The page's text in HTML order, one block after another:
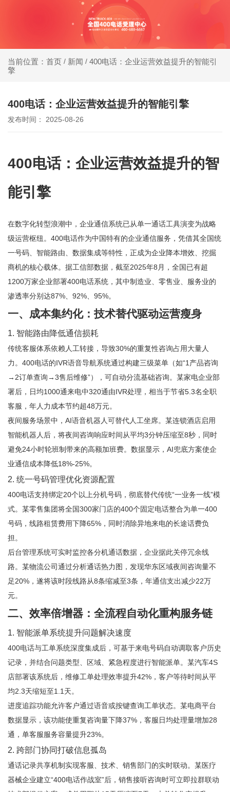
400电话受理中心
办400电话就选小轨®400，大品牌，号码
格，
服务
当前位置：首页 / 新闻 / 400电话：企业运营效益提升的智能引
擎
400电话：企业运营效益提升的智能引擎
发布时间： 2025-08-26
400电话：企业运营效益提升的智
能引擎
在数字化转型浪潮中，企业通信系统已从单一通话工具演变为战略
级运营枢纽。400电话作为中国特有的企业通信服务，凭借其全国统
一号码、智能路由、数据集成等特性，正成为企业降本增效、挖掘
商机的核心载体。据工信部数据，截至2025年8月，全国已有超
1200万家企业部署400电话系统，其中制造业、零售业、服务业的
渗透率分别达87%、92%、95%。
一、成本集约化：技术替代驱动运营瘦身
1. 智能路由降低通信损耗
传统客服体系依赖人工转接，导致30%的重复性咨询占用大量人
力。400电话的IVR语音导航系统通过构建三级菜单（如“1产品咨询
→2订单查询→3售后维修”），可自动分流基础咨询。某家电企业部
署后，日均1000通来电中320通由IVR处理，相当于节省5.3名全职
客服，年人力成本节约超48万元。
夜间服务场景中，AI语音机器人可替代人工坐席。某连锁酒店启用
智能机器人后，将夜间咨询响应时间从平均3分钟压缩至8秒，同时
避免24小时轮班制带来的高额加班费。数据显示，AI兜底方案使企
业通信成本降低18%-25%。
2. 统一号码管理优化资源配置
400电话支持绑定20个以上分机号码，彻底替代传统“一业务一线”模
式。某零售集团将全国300家门店的400个固定电话整合为单一400
号码，线路租赁费用下降65%，同时消除异地来电的长途话费负
担。
后台管理系统可实时监控各分机通话数据，企业据此关停冗余线
路。某物流公司通过分析通话热力图，发现华东区域夜间咨询量不
足20%，遂将该时段线路从8条缩减至3条，年通信支出减少22万
元。
二、效率倍增器：全流程自动化重构服务链
1. 智能派单系统提升问题解决速度
400电话与工单系统深度集成后，可基于来电号码自动调取客户历史
记录，并结合问题类型、区域、紧急程度进行智能派单。某汽车4S
店部署该系统后，维修工单处理效率提升42%，客户等待时间从平
均2.3天缩短至1.1天。
进度追踪功能允许客户通过语音或按键查询工单状态。某电商平台
数据显示，该功能使重复咨询量下降37%，客服日均处理量增加28
通，单客服服务容量提升23%。
2. 跨部门协同打破信息孤岛
通话记录共享机制实现客服、技术、销售部门的实时联动。某医疗
器械企业建立“400电话作战室”后，销售接听咨询时可立即拉群联动